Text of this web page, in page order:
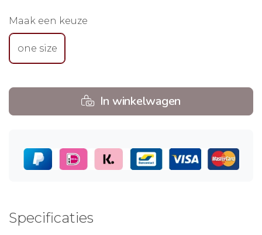
Maak een keuze
one size
In winkelwagen
Specificaties